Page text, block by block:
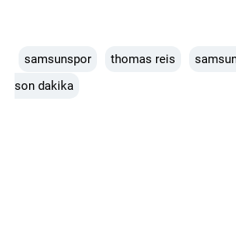
samsunspor thomas reis
son dakika